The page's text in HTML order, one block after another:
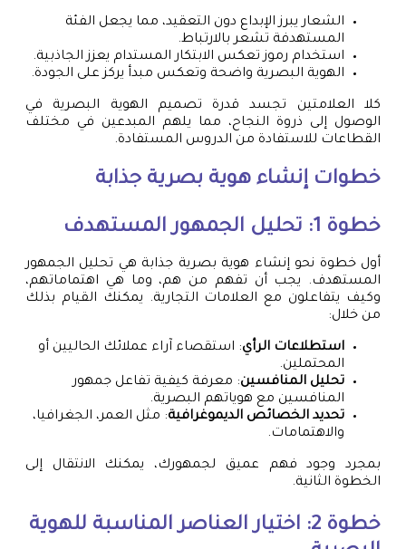
الشعار يبرز الإبداع دون التعقيد، مما يجعل الفئة
المستهدفة تشعر بالارتباط.
استخدام رموز تعكس الابتكار المستدام يعزز الجاذبية.
الهوية البصرية واضحة وتعكس مبدأ يركز على الجودة.
كلا العلامتين تجسد قدرة تصميم الهوية البصرية في
الوصول إلى ذروة النجاح، مما يلهم المبدعين في مختلف
القطاعات للاستفادة من الدروس المستفادة.
خطوات إنشاء هوية بصرية جذابة
خطوة 1: تحليل الجمهور المستهدف
أول خطوة نحو إنشاء هوية بصرية جذابة هي تحليل الجمهور
المستهدف. يجب أن تفهم من هم، وما هي اهتماماتهم،
وكيف يتفاعلون مع العلامات التجارية. يمكنك القيام بذلك
من خلال:
استطلاعات الرأي: استقصاء آراء عملائك الحاليين أو
المحتملين.
تحليل المنافسين: معرفة كيفية تفاعل جمهور
المنافسين مع هوياتهم البصرية.
تحديد الخصائص الديموغرافية: مثل العمر، الجغرافيا،
والاهتمامات.
بمجرد وجود فهم عميق لجمهورك، يمكنك الانتقال إلى
الخطوة الثانية.
خطوة 2: اختيار العناصر المناسبة للهوية